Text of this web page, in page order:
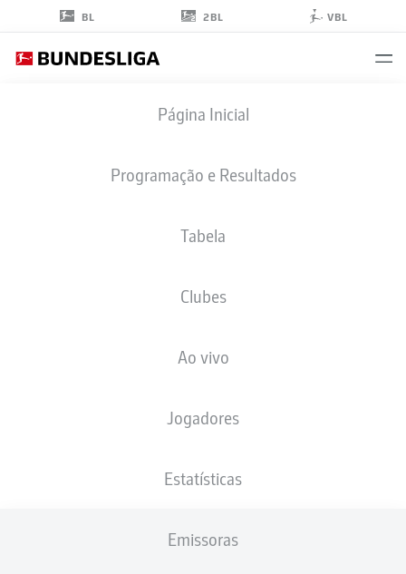
BL 2BL VBL
Página Inicial
Programação e Resultados
Tabela
Clubes
Ao vivo
Jogadores
Estatísticas
Emissoras